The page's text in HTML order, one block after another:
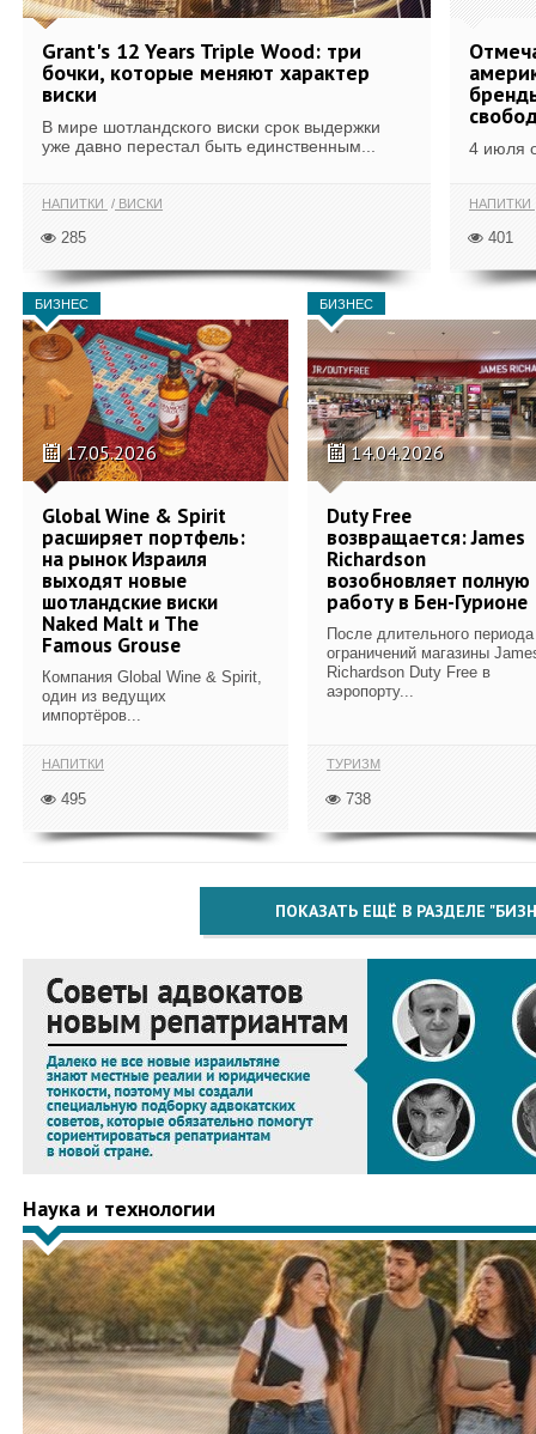
Grant's 12 Years Triple Wood: три
бочки, которые меняют характер
виски
В мире шотландского виски срок выдержки
уже давно перестал быть единственным...
НАПИТКИ ВИСКИ
285
4 июля
НАПИТКИ
401
БИЗНЕС
17.05.2026
Global Wine & Spirit
расширяет портфель:
на рынок Израиля
выходят новые
шотландские виски
Naked Malt и The
Famous Grouse
Компания Global Wine & Spirit,
один из ведущих
импортёров...
НАПИТКИ
495
БИЗНЕС
14.04.2026
Duty Free
возвращается: James
Richardson
возобновляет полную
работу в Бен-Гурионе
После длительного периода
ограничений магазины
Richardson Duty Free в
аэропорту...
ТУРИЗМ
738
ПОКАЗАТЬ ЕЩЁ В РАЗДЕЛЕ
Наука и технологии